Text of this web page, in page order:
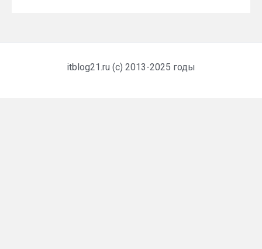
itblog21.ru (c) 2013-2025 годы